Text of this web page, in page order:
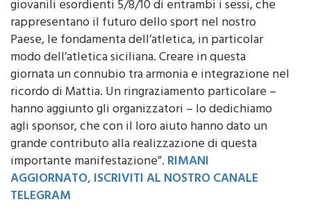
a Monreale, dando la giusta visibilità alle categorie
giovanili esordienti 5/8/10 di entrambi i sessi, che
rappresentano il futuro dello sport nel nostro
Paese, le fondamenta dell’atletica, in particolar
modo dell’atletica siciliana. Creare in questa
giornata un connubio tra armonia e integrazione nel
ricordo di Mattia. Un ringraziamento particolare –
hanno aggiunto gli organizzatori – lo dedichiamo
agli sponsor, che con il loro aiuto hanno dato un
grande contributo alla realizzazione di questa
importante manifestazione”.RIMANI
AGGIORNATO, ISCRIVITI AL NOSTRO CANALE